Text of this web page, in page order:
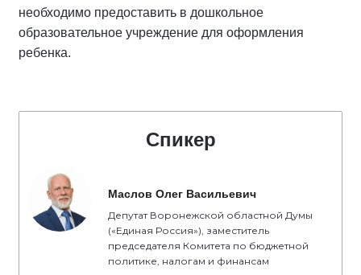
необходимо предоставить в дошкольное
образовательное учреждение для оформления
ребенка.
Спикер
Маслов Олег Васильевич
Депутат Воронежской областной Думы
(«Единая Россия»), заместитель
председателя Комитета по бюджетной
политике, налогам и финансам